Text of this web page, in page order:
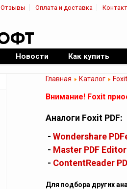
Отзывы Оплата и доставка
Новости Как купить
Главная Каталог Foxit
Внимание! Foxit
Аналоги Foxit PDF:
- Wondershare
- Master PDF Editor
- ContentReader
Для подбора других